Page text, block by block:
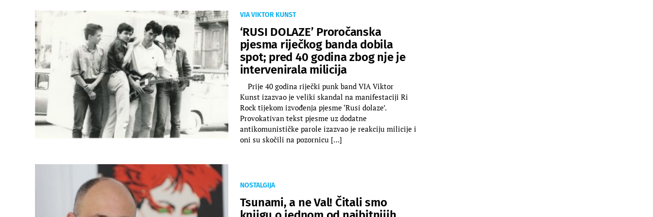
VIA VIKTOR KUNST
‘RUSI DOLAZE’ Proročanska
pjesma riječkog banda dobila
spot; pred 40 godina zbog nje je
intervenirala milicija
Prije 40 godina riječki punk band VIA Viktor
Kunst izazvao je veliki skandal na manifestaciji Ri
Rock tijekom izvođenja pjesme ‘Rusi dolaze’.
Provokativan tekst pjesme uz dodatne
antikomunističke parole izazvao je reakciju milicije i
oni su skočili na pozornicu […]
NOSTALGIJA
Tsunami, a ne Val! Čitali smo